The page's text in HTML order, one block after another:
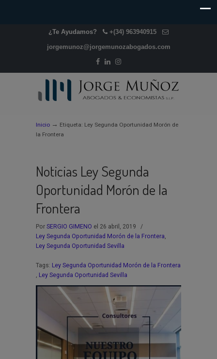
¿Te Ayudamos? +(34) 963940915
jorgemunoz@jorgemunozabogados.com
Inicio → Etiqueta: Ley Segunda Oportunidad Morón de
la Frontera
Noticias Ley Segunda
Oportunidad Morón de la
Frontera
Por SERGIO GIMENO el 26 abril, 2019
/
Ley Segunda Oportunidad Morón de la Frontera,
Ley Segunda Oportunidad Sevilla
Tags: Ley Segunda Oportunidad Morón de la Frontera
, Ley Segunda Oportunidad Sevilla